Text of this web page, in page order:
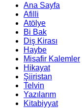
Ana Sayfa
Afilli
Atölye
Bi Bak
Diş Kirası
Haybe
Misafir Kalemler
Hikayat
Şiiristan
Telvin
Yazılarım
Kitabiyyat